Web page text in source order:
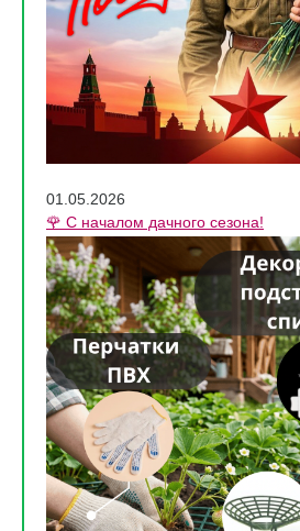
01.05.2026
🌹 С началом дачного сезона!